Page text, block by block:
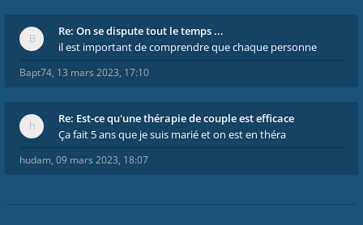
Re: On se dispute tout le temps ...
il est important de comprendre que chaque personne
Bapt74, 13 mars 2023, 17:10
Re: Est-ce qu'une thérapie de couple est efficace
Ça fait 5 ans que je suis marié et on est en théra
hudam, 09 mars 2023, 18:07